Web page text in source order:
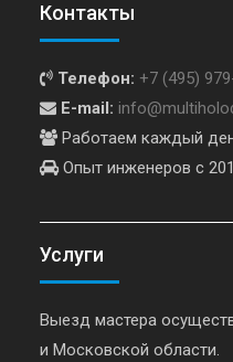
Контакты
Телефон: +7 (495)
E-mail:
Работаем каждый
Опыт инженеров с
Услуги
Выезд мастера
и Московской области.